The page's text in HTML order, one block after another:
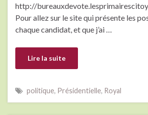
http://
Pour allez sur le site qui présente les
chaque candidat, et que j’ai …
Lire la suite
politique, Présidentielle, Royal